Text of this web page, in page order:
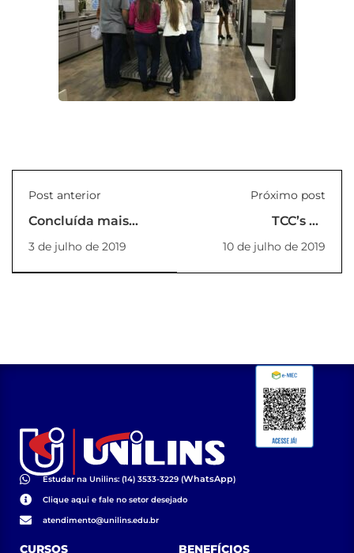
Post anterior
Concluída mais
uma turma de Pós
nas áreas da saúde
e do meio ambiente
3 de julho de 2019
Próximo post
TCC’s de
Arquitetura
apresentam
projetos que
10 de julho de 2019
Estudar na Unilins: (14) 3533-3229 (WhatsApp)
Clique aqui e fale no setor desejado
atendimento@unilins.edu.br
CURSOS BENEFÍCIOS